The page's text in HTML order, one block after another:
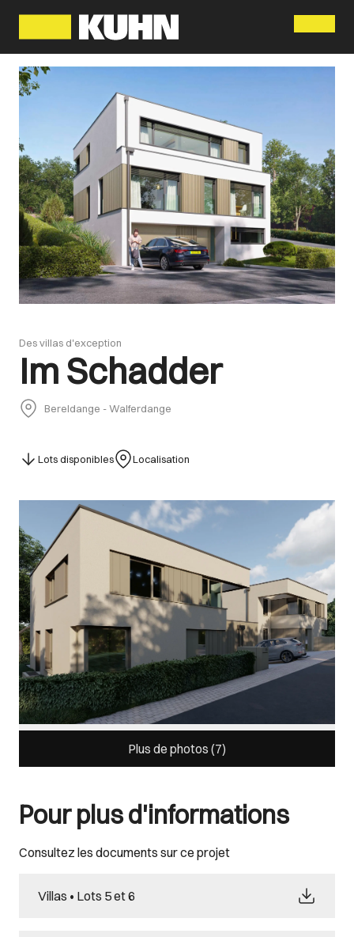
Des villas d'exception
Im Schadder
Bereldange - Walferdange
Lots disponibles Localisation
Images Gallery
Plus de photos (7)
Pour plus d'informations
Consultez les documents sur ce projet
Villas • Lots 5 et 6
Menu